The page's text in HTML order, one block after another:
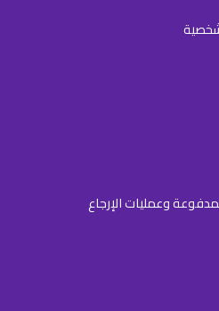
وعمليات الإرجاع